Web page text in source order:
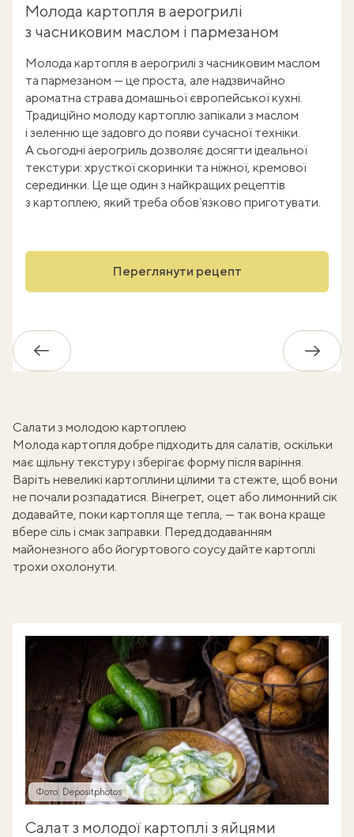
Молода картопля в аерогрилі
з часниковим маслом і пармезаном
Молода картопля в аерогрилі з часниковим маслом
та пармезаном — це проста, але надзвичайно
ароматна страва домашньої європейської кухні.
Традиційно молоду картоплю запікали з маслом
і зеленню ще задовго до появи сучасної техніки.
А сьогодні аерогриль дозволяє досягти ідеальної
текстури: хрусткої скоринки та ніжної, кремової
серединки. Це ще один з найкращих рецептів
з картоплею, який треба обов`язково приготувати.
Переглянути рецепт
Назад
Салати з молодою картоплею
Молода картопля добре підходить для салатів, оскільки
має щільну текстуру і зберігає форму після варіння.
Варіть невеликі картоплини цілими та стежте, щоб вони
не почали розпадатися. Вінегрет, оцет або лимонний сік
додавайте, поки картопля ще тепла, — так вона краще
вбере сіль і смак заправки. Перед додаванням
майонезного або йогуртового соусу дайте картоплі
трохи охолонути.
Фото: Depositphotos
Салат з молодої картоплі з яйцями